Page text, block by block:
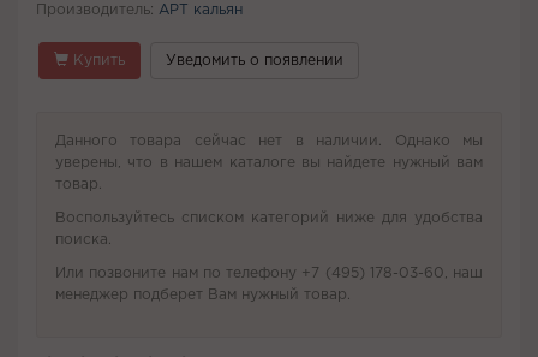
Производитель: АРТ кальян
Купить Уведомить о появлении
Данного товара сейчас нет в наличии. Однако мы
уверены, что в нашем каталоге вы найдете нужный вам
товар.
Воспользуйтесь списком категорий ниже для удобства
поиска.
Или позвоните нам по телефону +7 (495) 178-03-60, наш
менеджер подберет Вам нужный товар.